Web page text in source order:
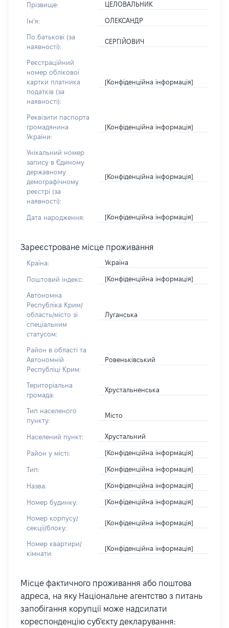
Прізвище: ЦЕЛОВАЛЬНИК
Імʼя: ОЛЕКСАНДР
По батькові (за
наявності):
СЕРГІЙОВИЧ
Реєстраційний
номер облікової
картки платника
податків (за
наявності):
[Конфіденційна інформація]
Реквізити паспорта
громадянина
України:
[Конфіденційна інформація]
Унікальний номер
запису в Єдиному
державному
демографічному
реєстрі (за
наявності):
[Конфіденційна інформація]
Дата народження: [Конфіденційна інформація]
Зареєстроване місце проживання
Країна: Україна
Поштовий індекс: [Конфіденційна інформація]
Автономна
Республіка Крим/
область/місто зі
спеціальним
статусом:
Луганська
Район в області та
Автономній
Республіці Крим:
Ровеньківський
Територіальна
громада:
Хрустальненська
Тип населеного
пункту:
Місто
Населений пункт: Хрустальний
Район у місті: [Конфіденційна інформація]
Тип: [Конфіденційна інформація]
Назва: [Конфіденційна інформація]
Номер будинку: [Конфіденційна інформація]
Номер корпусу/
секції/блоку:
[Конфіденційна інформація]
Номер квартири/
кімнати:
[Конфіденційна інформація]
Місце фактичного проживання або поштова
адреса, на яку Національне агентство з питань
запобігання корупції може надсилати
кореспонденцію суб'єкту декларування: